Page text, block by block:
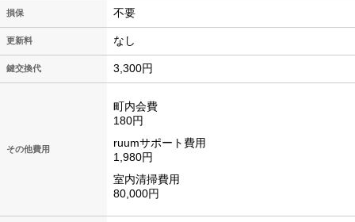
損保 不要
更新料 なし
鍵交換代 3,300円
その他費用
町内会費
180円
ruumサポート費用
1,980円
室内清掃費用
80,000円